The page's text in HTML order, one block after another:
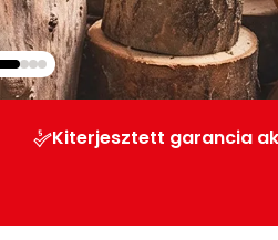
Kiterjesztett garancia